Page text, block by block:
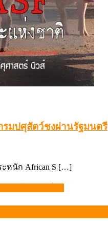
รมปศุสัตว์ชงผ่านรัฐมนตรี
หนัก African S […]